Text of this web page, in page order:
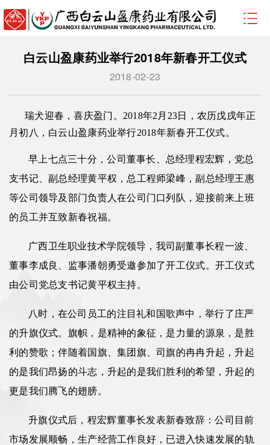
白云山盈康药业举行2018年新春开工仪式
2018-02-23
瑞犬迎春，喜庆盈门。 2018年2月23日，农历戊戌年正
月初八，白云山盈康药业举行2018年新春开工仪式。
早上七点三十分，公司董事长、总经理程宏辉，党总
支书记、副总经理黄平权，总工程师梁峰，副总经理王惠
等公司领导及部门负责人在公司门口列队，迎接前来上班
的员工并互致新春祝福。
广西卫生职业技术学院领导，我司副董事长程一波、
董事李成良、监事潘朝勇受邀参加了开工仪式。开工仪式
由公司党总支书记黄平权主持。
八时，在公司员工的注目礼和国歌声中，举行了庄严
的升旗仪式。旗帜，是精神的象征，是力量的源泉，是胜
利的赞歌；伴随着国旗、集团旗、司旗的冉冉升起，升起
的是我们昂扬的斗志，升起的是我们胜利的希望，升起的
更是我们腾飞的翅膀。
升旗仪式后，程宏辉董事长发表新春致辞：公司目前
市场发展顺畅，生产经营工作良好，已进入快速发展的轨